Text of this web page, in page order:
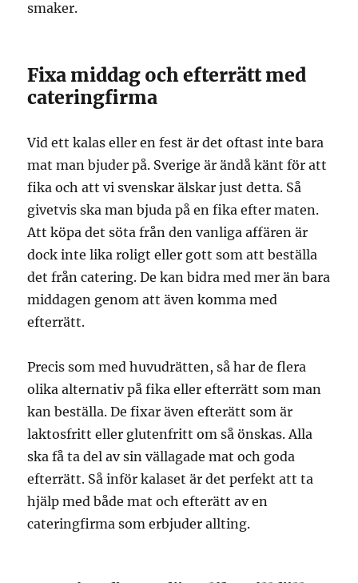
smaker.
Fixa middag och efterrätt med
cateringfirma
Vid ett kalas eller en fest är det oftast inte bara
mat man bjuder på. Sverige är ändå känt för att
fika och att vi svenskar älskar just detta. Så
givetvis ska man bjuda på en fika efter maten.
Att köpa det söta från den vanliga affären är
dock inte lika roligt eller gott som att beställa
det från catering. De kan bidra med mer än bara
middagen genom att även komma med
efterrätt.
Precis som med huvudrätten, så har de flera
olika alternativ på fika eller efterrätt som man
kan beställa. De fixar även efterätt som är
laktosfritt eller glutenfritt om så önskas. Alla
ska få ta del av sin vällagade mat och goda
efterrätt. Så inför kalaset är det perfekt att ta
hjälp med både mat och efterätt av en
cateringfirma som erbjuder allting.